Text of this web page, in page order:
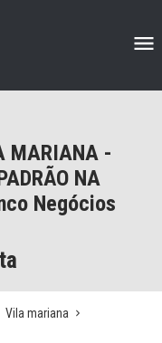
MARIANA -
NA
Negócios
Vila mariana